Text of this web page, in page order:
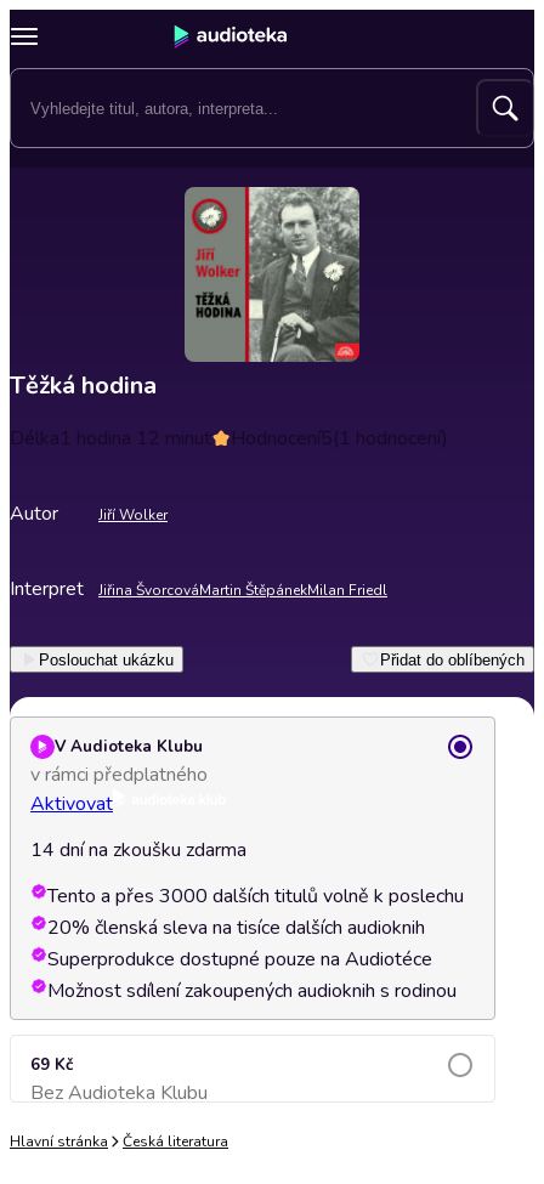
Těžká hodina
Délka1 hodina 12 minut Hodnocení5(1 hodnocení)
Autor Jiří Wolker
Interpret Jiřina ŠvorcováMartin ŠtěpánekMilan Friedl
Poslouchat ukázku Přidat do oblíbených
V Audioteka Klubu
v rámci předplatného
Aktivovat
14 dní na zkoušku zdarma
Tento a přes 3000 dalších titulů volně k poslechu
20% členská sleva na tisíce dalších audioknih
Superprodukce dostupné pouze na Audiotéce
Možnost sdílení zakoupených audioknih s rodinou
69 Kč
Bez Audioteka KlubuPřidat do košíku
Hlavní stránka Česká literatura